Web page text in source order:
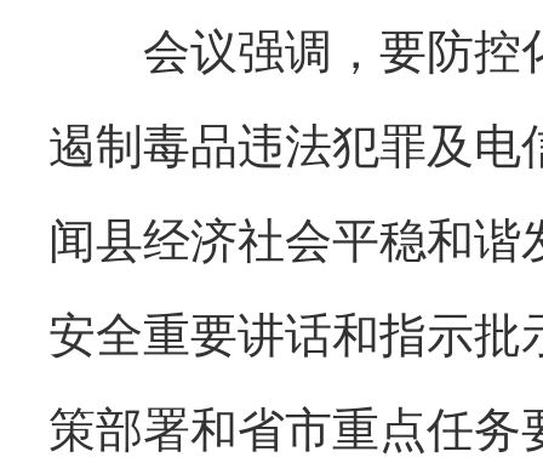
会议强调，要防控
遏制毒品违法犯罪及电
闻县经济社会平稳和
安全重要讲话和指示批
策部署和省市重点任务